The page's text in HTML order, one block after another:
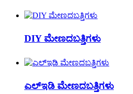
DIY ಮೇಣದಬತ್ತಿಗಳು
ಎಲ್ಇಡಿ ಮೇಣದಬತ್ತಿಗಳು